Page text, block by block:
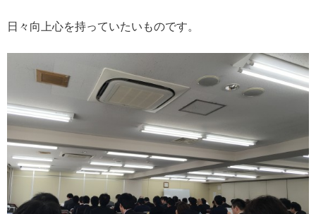
日々向上心を持っていたいものです。